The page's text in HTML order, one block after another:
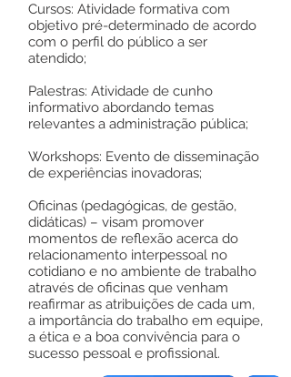
Cursos: Atividade formativa com
objetivo pré-determinado de acordo
com o perfil do público a ser
atendido;
Palestras: Atividade de cunho
informativo abordando temas
relevantes a administração pública;
Workshops: Evento de disseminação
de experiências inovadoras;
Oficinas (pedagógicas, de gestão,
didáticas) – visam promover
momentos de reflexão acerca do
relacionamento interpessoal no
cotidiano e no ambiente de trabalho
através de oficinas que venham
reafirmar as atribuições de cada um,
a importância do trabalho em equipe,
a ética e a boa convivência para o
sucesso pessoal e profissional.